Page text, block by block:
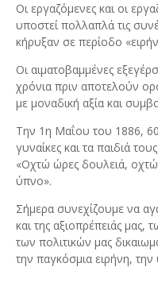
Οι εργαζόμενες και οι
υποστεί πολλαπλά τις
κήρυξαν σε περίοδο
Οι αιματοβαμμένες
χρόνια πριν αποτελούν
με μοναδική αξία και
Την 1η Μαΐου του 1886,
γυναίκες και τα παιδιά
«Οχτώ ώρες δουλειά,
ύπνο».
Σήμερα συνεχίζουμε να
και της αξιοπρέπειάς μας,
των πολιτικών μας
την παγκόσμια ειρήνη, την